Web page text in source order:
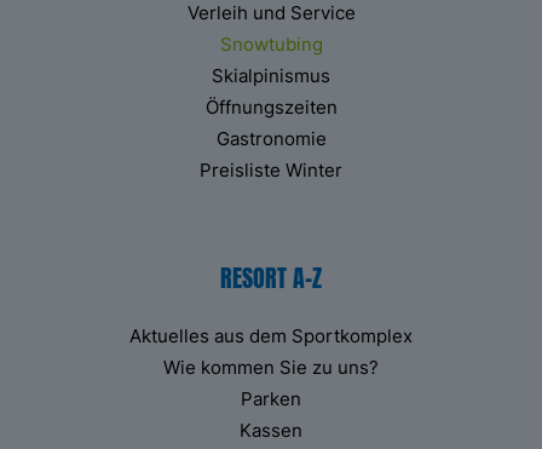
Verleih und Service
Snowtubing
Skialpinismus
Öffnungszeiten
Gastronomie
Preisliste Winter
RESORT A-Z
Aktuelles aus dem Sportkomplex
Wie kommen Sie zu uns?
Parken
Kassen